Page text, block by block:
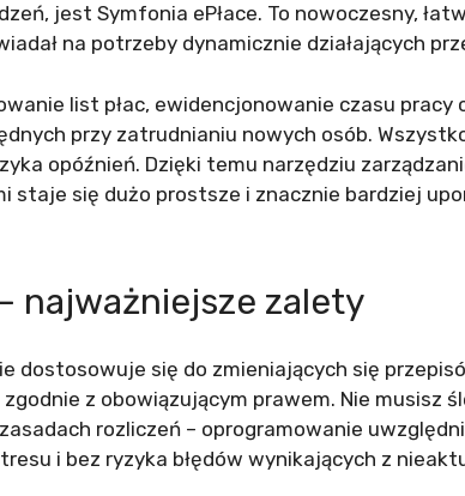
jest Symfonia ePłace. To nowoczesny,
na potrzeby dynamicznie działających
list płac, ewidencjonowanie czasu pracy
przy zatrudnianiu nowych osób.
opóźnień. Dzięki temu narzędziu
staje się dużo prostsze i znacznie bardziej
najważniejsze zalety
dostosowuje się do zmieniających się
z obowiązującym prawem. Nie musisz
rozliczeń – oprogramowanie
i bez ryzyka błędów wynikających z